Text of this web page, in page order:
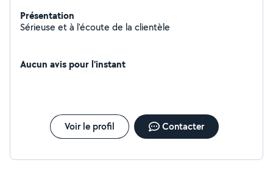
Présentation
Sérieuse et à l'écoute de la clientèle
Aucun avis pour l'instant
Voir le profil Contacter